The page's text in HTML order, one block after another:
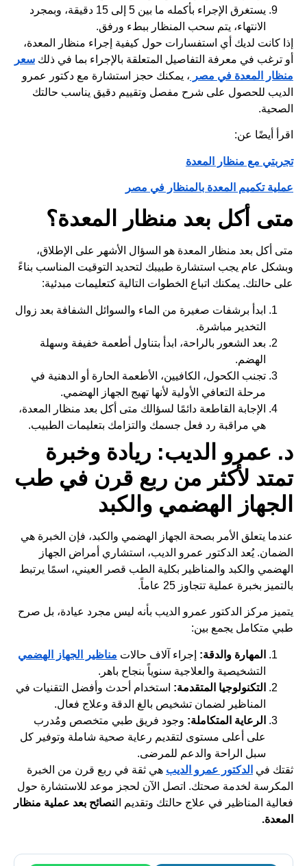
يستغرق الإجراء بأكمله ما بين 5 إلى 15 دقيقة، وبمجرد
الانتهاء، يتم سحب المنظار ببطء ورفق.
إذا كانت لديك أي استفسارات حول كيفية إجراء منظار المعدة،
أو ترغب في معرفة التفاصيل المتعلقة بالإجراء بما في ذلك سعر
منظار المعدة في مصر ، يمكنك حجز استشارة مع دكتور عمرو
الديب للحصول على شرح مفصل وتقييم دقيق يناسب حالتك
الصحية.
اقرأ أيضًا عن:
تجربتي مع منظار المعدة
عملية تكميم المعدة بالمنظار في مصر
متى أكل بعد منظار المعدة؟
متى أكل بعد منظار المعدة هو السؤال الأشهر على الإطلاق،
وبشكل عام يجب استشارة طبيبك لتحديد التوقيت المناسب بناءً
على حالتك. يمكنك اتباع الخطوات التالية كتعليمات مبدئية:
ابدأ برشفات صغيرة من الماء والسوائل الشفافة بعد زوال
التخدير مباشرة.
بعد الشعور بالراحة، ابدأ بتناول أطعمة خفيفة وسهلة
الهضم.
تجنب الكحول، الكافيين، الأطعمة الحارة أو الدهنية في
مرحلة التعافي الأولية لأنها تهيج الجهاز الهضمي.
الإجابة القاطعة دائمًا لسؤالك متى أكل بعد منظار المعدة،
هي مراقبة رد فعل جسمك والتزامك بتعليمات الطبيب.
د. عمرو الديب: ريادة وخبرة
تمتد لأكثر من ربع قرن في طب
الجهاز الهضمي والكبد
عندما يتعلق الأمر بصحة الجهاز الهضمي والكبد، فإن الخبرة هي
الضمان. يُعد الدكتور عمرو الديب، استشاري أمراض الجهاز
الهضمي والكبد والمناظير بكلية الطب قصر العيني، اسمًا يرتبط
بالتميز بخبرة عملية تتجاوز 25 عاماً.
يتميز مركز الدكتور عمرو الديب بأنه ليس مجرد عيادة، بل صرح
طبي متكامل يجمع بين:
المهارة والدقة: إجراء آلاف حالات مناظير الجهاز الهضمي
التشخيصية والعلاجية سنوياً بنجاح باهر.
التكنولوجيا المتقدمة: استخدام أحدث وأفضل التقنيات في
المناظير لضمان تشخيص بالغ الدقة وعلاج فعال.
الرعاية المتكاملة: وجود فريق طبي متخصص ومُدرب
على أعلى مستوى لتقديم رعاية صحية شاملة وتوفير كل
سبل الراحة والدعم للمرضى.
ثقتك في الدكتور عمرو الديب هي ثقة في ربع قرن من الخبرة
المكرسة لخدمة صحتك. اتصل الآن لحجز موعد للاستشارة حول
فعالية المناظير في علاج حالتك وتقديم النصائح بعد عملية منظار
المعدة.